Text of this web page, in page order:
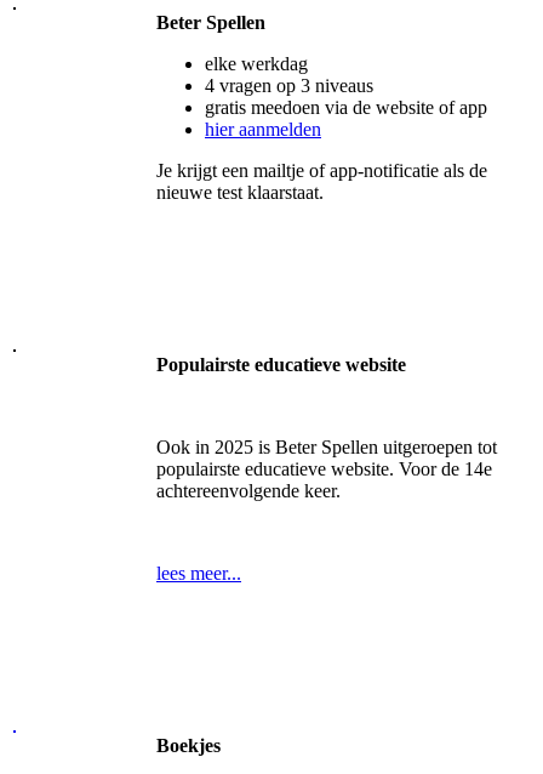
Beter Spellen
elke werkdag
4 vragen op 3 niveaus
gratis meedoen via de website of app
hier aanmelden
Je krijgt een mailtje of app-notificatie als de
nieuwe test klaarstaat.
Populairste educatieve website
Ook in 2025 is Beter Spellen uitgeroepen tot
populairste educatieve website. Voor de 14e
achtereenvolgende keer.
lees meer...
Boekjes